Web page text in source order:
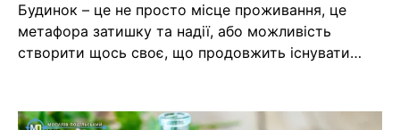
Будинок – це не просто місце проживання, це
метафора затишку та надії, або можливість
створити щось своє, що продовжить існувати…